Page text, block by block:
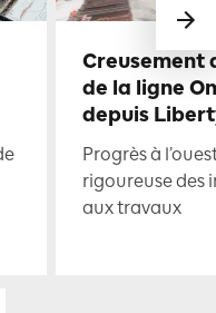
Creusement
de la ligne
depuis
Progrès à
rigoureuse des
aux travaux